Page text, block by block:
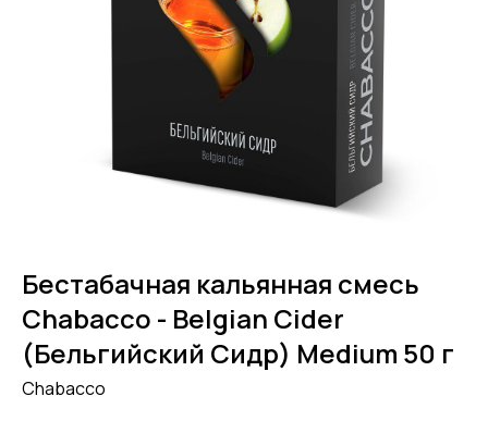
Бестабачная кальянная смесь
Chabacco - Belgian Cider
(Бельгийский Сидр) Medium 50 г
Chabacco